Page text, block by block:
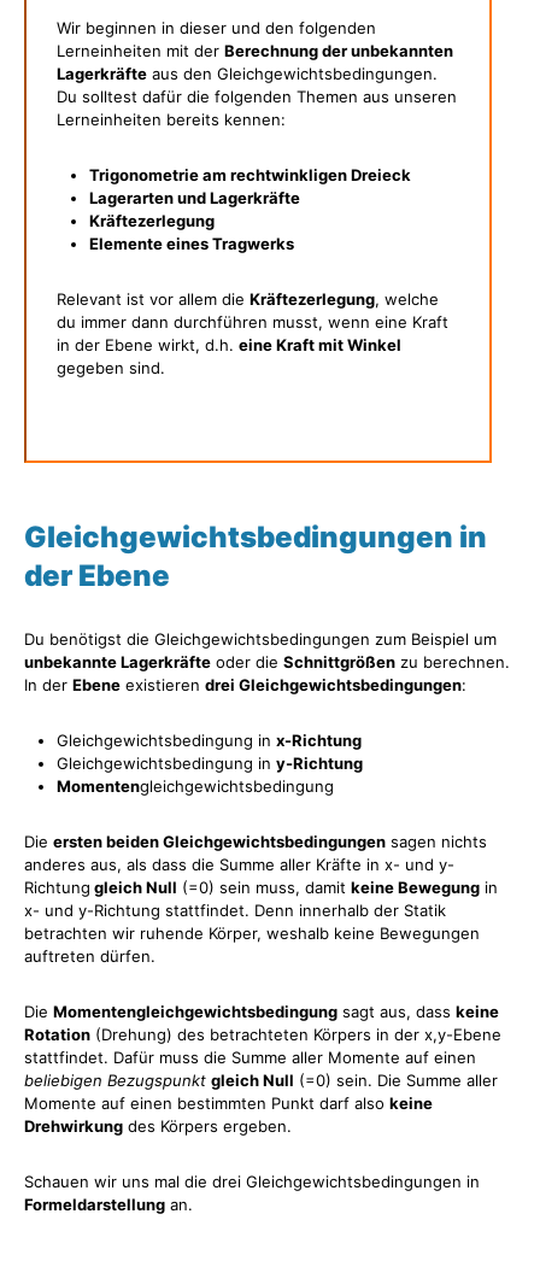
Wir beginnen in dieser und den folgenden
Lerneinheiten mit der Berechnung der unbekannten
Lagerkräfte aus den Gleichgewichtsbedingungen.
Du solltest dafür die folgenden Themen aus unseren
Lerneinheiten bereits kennen:
Trigonometrie am rechtwinkligen Dreieck
Lagerarten und Lagerkräfte
Kräftezerlegung
Elemente eines Tragwerks
Relevant ist vor allem die Kräftezerlegung, welche
du immer dann durchführen musst, wenn eine Kraft
in der Ebene wirkt, d.h. eine Kraft mit Winkel
gegeben sind.
Gleichgewichtsbedingungen in
der Ebene
Du benötigst die Gleichgewichtsbedingungen zum Beispiel um
unbekannte Lagerkräfte oder die Schnittgrößen zu berechnen.
In der Ebene existieren drei Gleichgewichtsbedingungen:
Gleichgewichtsbedingung in x-Richtung
Gleichgewichtsbedingung in y-Richtung
Momentengleichgewichtsbedingung
Die ersten beiden Gleichgewichtsbedingungen sagen nichts
anderes aus, als dass die Summe aller Kräfte in x- und y-
Richtung gleich Null (=0) sein muss, damit keine Bewegung in
x- und y-Richtung stattfindet. Denn innerhalb der Statik
betrachten wir ruhende Körper, weshalb keine Bewegungen
auftreten dürfen.
Die Momentengleichgewichtsbedingung sagt aus, dass keine
Rotation (Drehung) des betrachteten Körpers in der x,y-Ebene
stattfindet. Dafür muss die Summe aller Momente auf einen
beliebigen Bezugspunkt gleich Null (=0) sein. Die Summe aller
Momente auf einen bestimmten Punkt darf also keine
Drehwirkung des Körpers ergeben.
Schauen wir uns mal die drei Gleichgewichtsbedingungen in
Formeldarstellung an.